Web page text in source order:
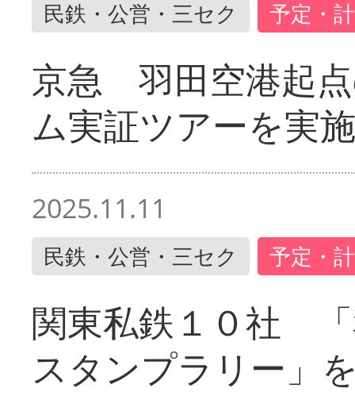
民鉄・公営・三セク 予定・
京急 羽田空港起
ム実証ツアーを実施
2025.11.11
民鉄・公営・三セク 予定・
関東私鉄１０社
スタンプラリー」